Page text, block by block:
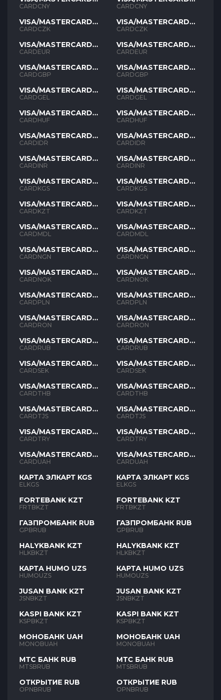
CNY
CARDCNY
VISA/MASTERCARD
CZK
CARDCZK
VISA/MASTERCARD
EUR
CARDEUR
VISA/MASTERCARD
GBP
CARDGBP
VISA/MASTERCARD
GEL
CARDGEL
VISA/MASTERCARD
HUF
CARDHUF
VISA/MASTERCARD
IDR
CARDIDR
VISA/MASTERCARD
INR
CARDINR
VISA/MASTERCARD
KGS
CARDKGS
VISA/MASTERCARD
KZT
CARDKZT
VISA/MASTERCARD
MDL
CARDMDL
VISA/MASTERCARD
NGN
CARDNGN
VISA/MASTERCARD
NOK
CARDNOK
VISA/MASTERCARD
PLN
CARDPLN
VISA/MASTERCARD
RON
CARDRON
VISA/MASTERCARD
RUB
CARDRUB
VISA/MASTERCARD
SEK
CARDSEK
VISA/MASTERCARD
THB
CARDTHB
VISA/MASTERCARD
TJS
CARDTJS
VISA/MASTERCARD
TYR
CARDTRY
VISA/MASTERCARD
UAH
CARDUAH
КАРТА ЭЛКАРТ KGS
ELKGS
FORTEBANK KZT
FRTBKZT
ГАЗПРОМБАНК RUB
GPBRUB
HALYKBANK KZT
HLKBKZT
КАРТА HUMO UZS
HUMOUZS
JUSAN BANK KZT
JSNBKZT
KASPI BANK KZT
KSPBKZT
МОНОБАНК UAH
MONOBUAH
МТС БАНК RUB
MTSBRUB
ОТКРЫТИЕ RUB
OPNBRUB
CNY
CARDCNY
VISA/MASTERCARD
CZK
CARDCZK
VISA/MASTERCARD
EUR
CARDEUR
VISA/MASTERCARD
GBP
CARDGBP
VISA/MASTERCARD
GEL
CARDGEL
VISA/MASTERCARD
HUF
CARDHUF
VISA/MASTERCARD
IDR
CARDIDR
VISA/MASTERCARD
INR
CARDINR
VISA/MASTERCARD
KGS
CARDKGS
VISA/MASTERCARD
KZT
CARDKZT
VISA/MASTERCARD
MDL
CARDMDL
VISA/MASTERCARD
NGN
CARDNGN
VISA/MASTERCARD
NOK
CARDNOK
VISA/MASTERCARD
PLN
CARDPLN
VISA/MASTERCARD
RON
CARDRON
VISA/MASTERCARD
RUB
CARDRUB
VISA/MASTERCARD
SEK
CARDSEK
VISA/MASTERCARD
THB
CARDTHB
VISA/MASTERCARD
TJS
CARDTJS
VISA/MASTERCARD
TYR
CARDTRY
VISA/MASTERCARD
UAH
CARDUAH
КАРТА ЭЛКАРТ KGS
ELKGS
FORTEBANK KZT
FRTBKZT
ГАЗПРОМБАНК RUB
GPBRUB
HALYKBANK KZT
HLKBKZT
КАРТА HUMO UZS
HUMOUZS
JUSAN BANK KZT
JSNBKZT
KASPI BANK KZT
KSPBKZT
МОНОБАНК UAH
MONOBUAH
МТС БАНК RUB
MTSBRUB
ОТКРЫТИЕ RUB
OPNBRUB